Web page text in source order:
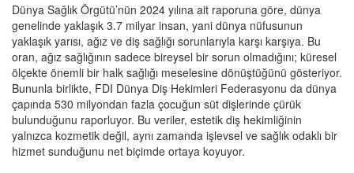
Dünya Sağlık Örgütü’nün 2024 yılına ait raporuna göre, dünya
genelinde yaklaşık 3.7 milyar insan, yani dünya nüfusunun
yaklaşık yarısı, ağız ve diş sağlığı sorunlarıyla karşı karşıya. Bu
oran, ağız sağlığının sadece bireysel bir sorun olmadığını; küresel
ölçekte önemli bir halk sağlığı meselesine dönüştüğünü gösteriyor.
Bununla birlikte, FDI Dünya Diş Hekimleri Federasyonu da dünya
çapında 530 milyondan fazla çocuğun süt dişlerinde çürük
bulunduğunu raporluyor. Bu veriler, estetik diş hekimliğinin
yalnızca kozmetik değil, aynı zamanda işlevsel ve sağlık odaklı bir
hizmet sunduğunu net biçimde ortaya koyuyor.